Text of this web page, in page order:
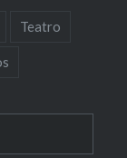
Teatro